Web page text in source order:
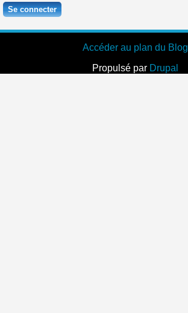
Accéder au plan du Blog
Propulsé par Drupal